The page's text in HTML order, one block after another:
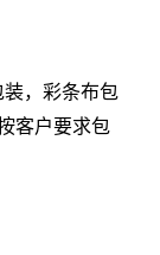
，彩条布包
客户要求包